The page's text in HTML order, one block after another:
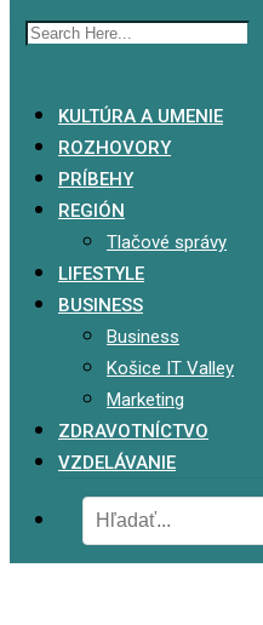
KULTÚRA A UMENIE
ROZHOVORY
PRÍBEHY
REGIÓN
Tlačové správy
LIFESTYLE
BUSINESS
Business
Košice IT Valley
Marketing
ZDRAVOTNÍCTVO
VZDELÁVANIE